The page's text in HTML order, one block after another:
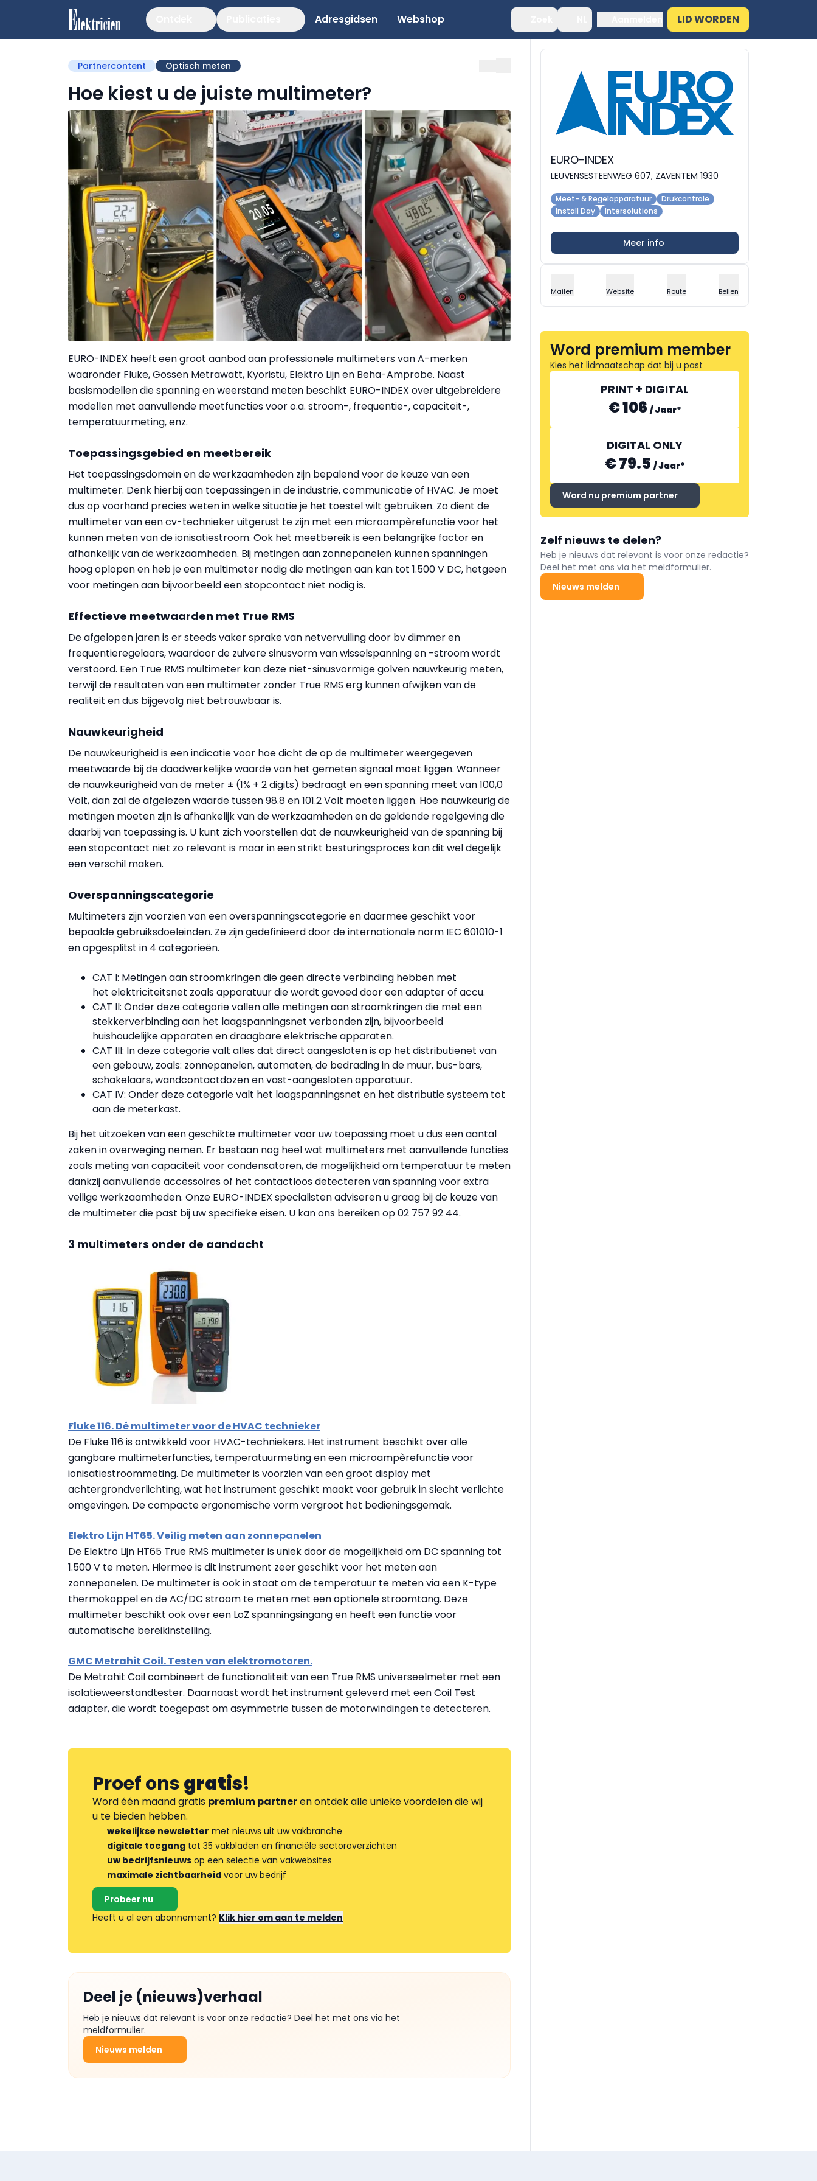
Adresgidsen Webshop LID WORDEN
Partnercontent Optisch meten
Hoe kiest u de juiste multimeter?
EURO-INDEX heeft een groot aanbod aan professionele multimeters van A-merken
waaronder Fluke, Gossen Metrawatt, Kyoristu, Elektro Lijn en Beha-Amprobe. Naast
basismodellen die spanning en weerstand meten beschikt EURO-INDEX over uitgebreidere
modellen met aanvullende meetfuncties voor o.a. stroom-, frequentie-, capaciteit-,
temperatuurmeting, enz.
Toepassingsgebied en meetbereik
Het toepassingsdomein en de werkzaamheden zijn bepalend voor de keuze van een
multimeter. Denk hierbij aan toepassingen in de industrie, communicatie of HVAC. Je moet
dus op voorhand precies weten in welke situatie je het toestel wilt gebruiken. Zo dient de
multimeter van een cv-technieker uitgerust te zijn met een microampèrefunctie voor het
kunnen meten van de ionisatiestroom. Ook het meetbereik is een belangrijke factor en
afhankelijk van de werkzaamheden. Bij metingen aan zonnepanelen kunnen spanningen
hoog oplopen en heb je een multimeter nodig die metingen aan kan tot 1.500 V DC, hetgeen
voor metingen aan bijvoorbeeld een stopcontact niet nodig is.
Effectieve meetwaarden met True RMS
De afgelopen jaren is er steeds vaker sprake van netvervuiling door bv dimmer en
frequentieregelaars, waardoor de zuivere sinusvorm van wisselspanning en -stroom wordt
verstoord. Een True RMS multimeter kan deze niet-sinusvormige golven nauwkeurig meten,
terwijl de resultaten van een multimeter zonder True RMS erg kunnen afwijken van de
realiteit en dus bijgevolg niet betrouwbaar is.
Nauwkeurigheid
De nauwkeurigheid is een indicatie voor hoe dicht de op de multimeter weergegeven
meetwaarde bij de daadwerkelijke waarde van het gemeten signaal moet liggen. Wanneer
de nauwkeurigheid van de meter ± (1% + 2 digits) bedraagt en een spanning meet van 100,0
Volt, dan zal de afgelezen waarde tussen 98.8 en 101.2 Volt moeten liggen. Hoe nauwkeurig de
metingen moeten zijn is afhankelijk van de werkzaamheden en de geldende regelgeving die
daarbij van toepassing is. U kunt zich voorstellen dat de nauwkeurigheid van de spanning bij
een stopcontact niet zo relevant is maar in een strikt besturingsproces kan dit wel degelijk
een verschil maken.
Overspanningscategorie
Multimeters zijn voorzien van een overspanningscategorie en daarmee geschikt voor
bepaalde gebruiksdoeleinden. Ze zijn gedefinieerd door de internationale norm IEC 601010-1
en opgesplitst in 4 categorieën.
CAT I: Metingen aan stroomkringen die geen directe verbinding hebben met
het elektriciteitsnet zoals apparatuur die wordt gevoed door een adapter of accu.
CAT II: Onder deze categorie vallen alle metingen aan stroomkringen die met een
stekkerverbinding aan het laagspanningsnet verbonden zijn, bijvoorbeeld
huishoudelijke apparaten en draagbare elektrische apparaten.
CAT III: In deze categorie valt alles dat direct aangesloten is op het distributienet van
een gebouw, zoals: zonnepanelen, automaten, de bedrading in de muur, bus-bars,
schakelaars, wandcontactdozen en vast-aangesloten apparatuur.
CAT IV: Onder deze categorie valt het laagspanningsnet en het distributie systeem tot
aan de meterkast.
Bij het uitzoeken van een geschikte multimeter voor uw toepassing moet u dus een aantal
zaken in overweging nemen. Er bestaan nog heel wat multimeters met aanvullende functies
zoals meting van capaciteit voor condensatoren, de mogelijkheid om temperatuur te meten
dankzij aanvullende accessoires of het contactloos detecteren van spanning voor extra
veilige werkzaamheden. Onze EURO-INDEX specialisten adviseren u graag bij de keuze van
de multimeter die past bij uw specifieke eisen. U kan ons bereiken op 02 757 92 44.
3 multimeters onder de aandacht
Fluke 116. Dé multimeter voor de HVAC technieker
De Fluke 116 is ontwikkeld voor HVAC-techniekers. Het instrument beschikt over alle
gangbare multimeterfuncties, temperatuurmeting en een microampèrefunctie voor
ionisatiestroommeting. De multimeter is voorzien van een groot display met
achtergrondverlichting, wat het instrument geschikt maakt voor gebruik in slecht verlichte
omgevingen. De compacte ergonomische vorm vergroot het bedieningsgemak.
Elektro Lijn HT65. Veilig meten aan zonnepanelen
De Elektro Lijn HT65 True RMS multimeter is uniek door de mogelijkheid om DC spanning tot
1.500 V te meten. Hiermee is dit instrument zeer geschikt voor het meten aan
zonnepanelen. De multimeter is ook in staat om de temperatuur te meten via een K-type
thermokoppel en de AC/DC stroom te meten met een optionele stroomtang. Deze
multimeter beschikt ook over een LoZ spanningsingang en heeft een functie voor
automatische bereikinstelling.
GMC Metrahit Coil. Testen van elektromotoren.
De Metrahit Coil combineert de functionaliteit van een True RMS universeelmeter met een
isolatieweerstandtester. Daarnaast wordt het instrument geleverd met een Coil Test
adapter, die wordt toegepast om asymmetrie tussen de motorwindingen te detecteren.
Proef onsgratis!
Word één maand gratis premium partneren ontdek alle unieke voordelen die wij
u te bieden hebben.
wekelijkse newsletter met nieuws uit uw vakbranche
digitale toegang tot 35 vakbladen en financiële sectoroverzichten
uw bedrijfsnieuws op een selectie van vakwebsites
maximale zichtbaarheid voor uw bedrijf
Probeer nu
Heeft u al een abonnement? Klik hier om aan te melden
Deel je (nieuws)verhaal
Heb je nieuws dat relevant is voor onze redactie? Deel het met ons via het
meldformulier.
Nieuws melden
EURO-INDEX
LEUVENSESTEENWEG 607, ZAVENTEM 1930
Meet- & Regelapparatuur
Drukcontrole
Install Day
Intersolutions
Meer info
Mailen Website Route Bellen
Word premium member
Kies het lidmaatschap dat bij u past
PRINT + DIGITAL
€ 106 /Jaar*
DIGITAL ONLY
€ 79.5 /Jaar*
Word nu premium partner
Zelf nieuws te delen?
Heb je nieuws dat relevant is voor onze redactie?
Deel het met ons via het meldformulier.
Nieuws melden